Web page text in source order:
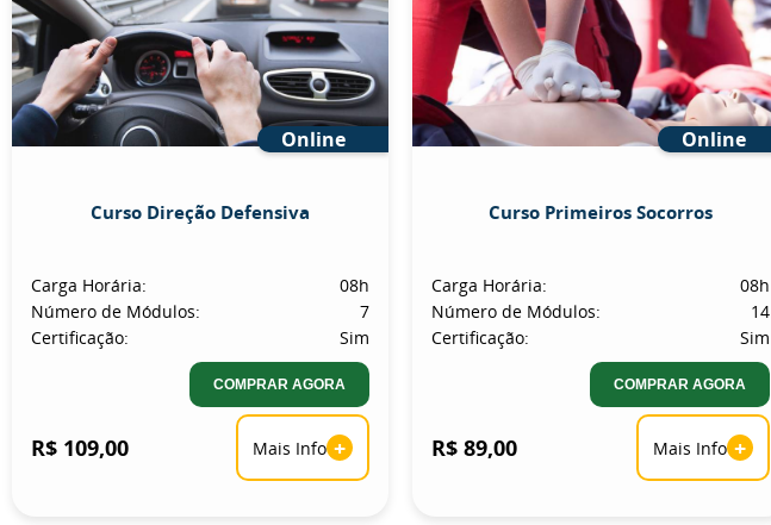
Online
Curso Direção Defensiva
Carga Horária:
08h
Número de Módulos:
7
Certificação:
Sim
COMPRAR AGORA
R$ 109,00 Mais Info +
Online
Curso Primeiros Socorros
Carga Horária:
08h
Número de Módulos:
14
Certificação:
Sim
COMPRAR AGORA
R$ 89,00 Mais Info +